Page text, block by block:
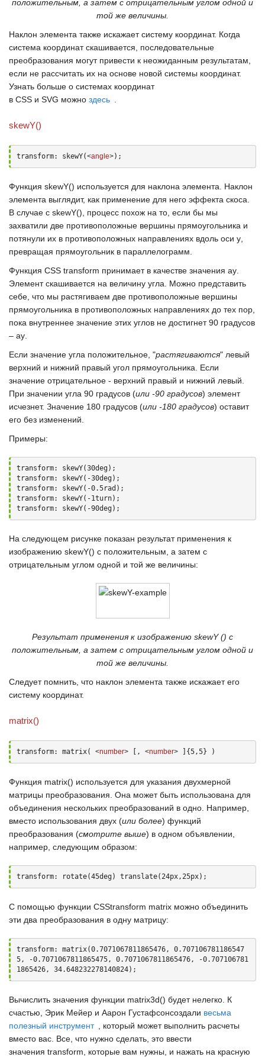
положительным, а затем с отрицательным углом одной и
той же величины.
Наклон элемента также искажает систему координат. Когда
система координат скашивается, последовательные
преобразования могут привести к неожиданным результатам,
если не рассчитать их на основе новой системы координат.
Узнать больше о системах координат
в CSS и SVG можно здесь
skewY()
transform: skewY(<angle>);
Функция skewY() используется для наклона элемента. Наклон
элемента выглядит, как применение для него эффекта скоса.
В случае с skewY() , процесс похож на то, если бы мы
захватили две противоположные вершины прямоугольника и
потянули их в противоположных направлениях вдоль оси y
превращая прямоугольник в параллелограмм.
Функция CSS transform принимает в качестве значения ау
Элемент скашивается на величину угла. Можно представить
себе, что мы растягиваем две противоположные вершины
прямоугольника в противоположных направлениях до тех пор,
пока внутреннее значение этих углов не достигнет90 градусов
– ау
Если значение угла положительное, "растягиваются" левый
верхний и нижний правый угол прямоугольника. Если
значение отрицательное - верхний правый и нижний левый.
При значении угла 90 градусов (или -90 градусов) элемент
исчезнет. Значение 180 градусов (или -180 градусов) оставит
его без изменений.
Примеры:
transform: skewY(30deg);
transform: skewY(-30deg);
transform: skewY(-0.5rad);
transform: skewY(-1turn);
transform: skewY(-90deg);
На следующем рисунке показан результат применения к
изображению skewY() с положительным, а затем с
отрицательным углом одной и той же величины:
Результат применения к изображению skewY () с
положительным, а затем с отрицательным углом одной и
той же величины.
Следует помнить, что наклон элемента также искажает его
систему координат.
matrix()
transform: matrix( <number> [, <number> ]{5,5} )
Функция matrix() используется для указания двухмерной
матрицы преобразования. Она может быть использована для
объединения нескольких преобразований в одно. Например,
вместо использования двух (или более) функций
преобразования (смотрите выше) в одном объявлении,
например, следующим образом:
transform: rotate(45deg) translate(24px,25px);
С помощью функции CSStransform matrix можно объединить
эти два преобразования в одну матрицу:
transform: matrix(0.7071067811865476, 0.707106781186547
5, -0.7071067811865475, 0.7071067811865476, -0.707106781
1865426, 34.648232278140824);
Вычислить значения функции matrix3d() будет нелегко. К
счастью, Эрик Мейер и Аарон Густафсонсоздали весьма
полезный инструмент
, который может выполнить расчеты
вместо вас. Все, что нужно сделать, это ввести
значения transform , которые вам нужны, и нажать на красную